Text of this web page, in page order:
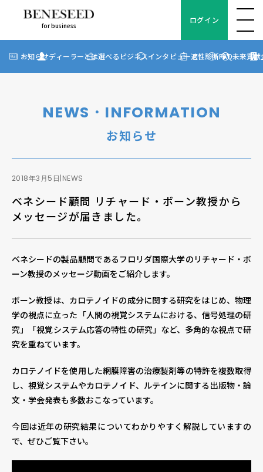
for business
お知らせ
ディーラーとは
FAQ
未来貢献
企業情報
ディーラー契約について
個人情報保護方針 個人情報の取り扱いについて 著作権について
for business
ログイン
お知らせディーラーとは選べるビジネスインタビュー適性診断
? FAQ未来貢献
NEWS・INFORMATION
お知らせ
2018年3月5日 NEWS
ベネシード顧問 リチャード・ボーン教授から
メッセージが届きました。
ベネシードの製品顧問であるフロリダ国際大学のリチャード・ボ
ーン教授のメッセージ動画をご紹介します。
ボーン教授は、カロテノイドの成分に関する研究をはじめ、物理
学の視点に立った「人間の視覚システムにおける、信号処理の研
究」「視覚システム応答の特性の研究」など、多角的な視点で研
究を重ねています。
カロテノイドを使用した網膜障害の治療製剤等の特許を複数取得
し、視覚システムやカロテノイド、ルテインに関する出版物・論
文・学会発表も多数おこなっています。
今回は近年の研究結果についてわかりやすく解説していますの
で、ぜひご覧下さい。